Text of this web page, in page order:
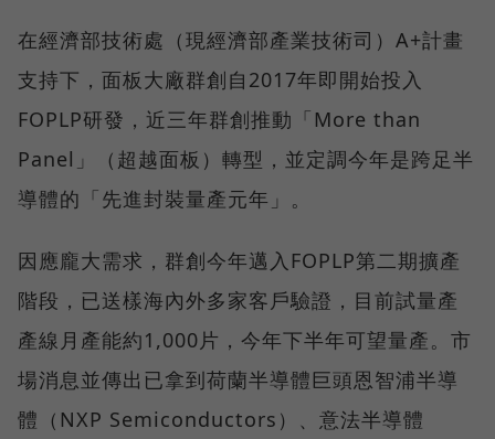
在經濟部技術處（現經濟部產業技術司）A+計畫
支持下，面板大廠群創自2017年即開始投入
FOPLP研發，近三年群創推動「More than
Panel」（超越面板）轉型，並定調今年是跨足半
導體的「先進封裝量產元年」。
因應龐大需求，群創今年邁入FOPLP第二期擴產
階段，已送樣海內外多家客戶驗證，目前試量產
產線月產能約1,000片，今年下半年可望量產。市
場消息並傳出已拿到荷蘭半導體巨頭恩智浦半導
體（NXP Semiconductors）、意法半導體